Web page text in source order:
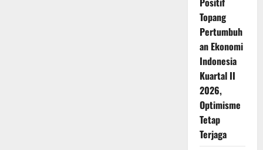
Topang
Pertumbuh
an Ekonomi
Indonesia
Kuartal II
2026,
Optimisme
Tetap
Terjaga